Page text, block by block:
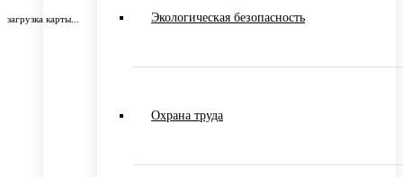
Экологическая безопасность
Охрана труда
загрузка карты...